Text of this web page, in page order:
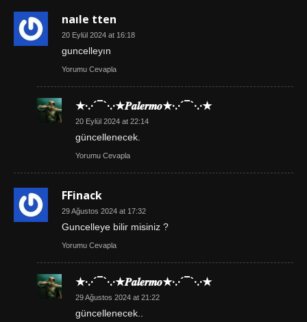
naıle tten
20 Eylül 2024 at 16:18
guncelleyın
Yorumu Cevapla
★·.·´¯`·.·★𝑷𝒂𝒍𝒆𝒓𝒎𝒐★·.·´¯`·.·★
20 Eylül 2024 at 22:14
güncellenecek.
Yorumu Cevapla
FFinack
29 Ağustos 2024 at 17:32
Guncelleye bilir misiniz ?
Yorumu Cevapla
★·.·´¯`·.·★𝑷𝒂𝒍𝒆𝒓𝒎𝒐★·.·´¯`·.·★
29 Ağustos 2024 at 21:22
güncellenecek..